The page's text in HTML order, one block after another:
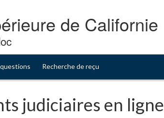
de Californie
Recherche de reçu
judiciaires en ligne